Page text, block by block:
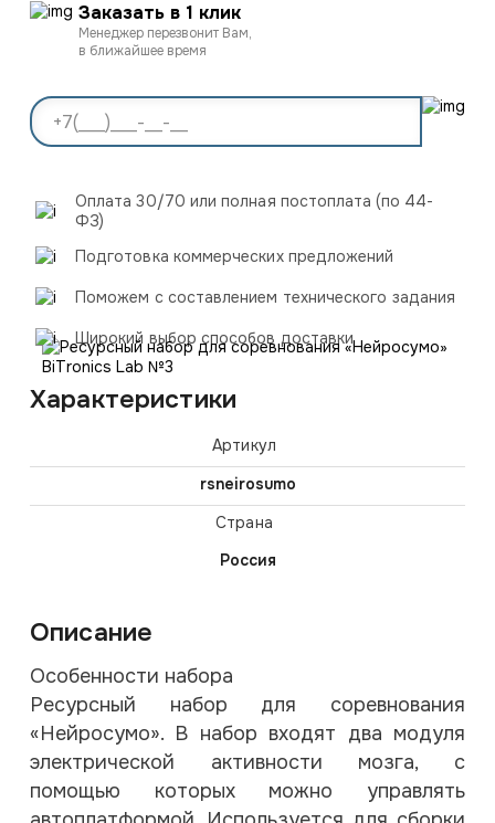
Заказать в 1 клик
Менеджер перезвонит Вам,
в ближайшее время
Оплата 30/70 или полная постоплата (по 44-
ФЗ)
Подготовка коммерческих предложений
Поможем с составлением технического задания
Широкий выбор способов доставки
Характеристики
Артикул
rsneirosumo
Страна
Россия
Описание
Особенности набора
Ресурсный набор для соревнования
«Нейросумо». В набор входят два модуля
электрической активности мозга, с
помощью которых можно управлять